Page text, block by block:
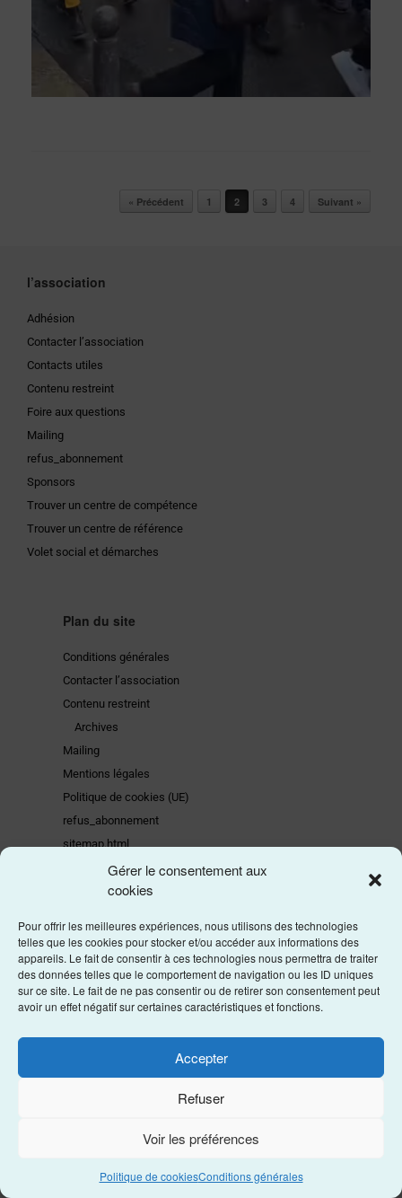
Gérer le consentement aux
cookies
Pour offrir les meilleures expériences, nous utilisons des technologies
telles que les cookies pour stocker et/ou accéder aux informations des
appareils. Le fait de consentir à ces technologies nous permettra de traiter
des données telles que le comportement de navigation ou les ID uniques
sur ce site. Le fait de ne pas consentir ou de retirer son consentement peut
avoir un effet négatif sur certaines caractéristiques et fonctions.
Accepter
Refuser
Voir les préférences
Politique de cookiesConditions générales
« Précédent 1 2 3 4 Suivant »
l’association
Adhésion
Contacter l’association
Contacts utiles
Contenu restreint
Foire aux questions
Mailing
refus_abonnement
Sponsors
Trouver un centre de compétence
Trouver un centre de référence
Volet social et démarches
Plan du site
Conditions générales
Contacter l’association
Contenu restreint
Archives
Mailing
Mentions légales
Politique de cookies (UE)
refus_abonnement
sitemap.html
Sponsors
Articles archivés
Adhérer et donner en ligne
Les statuts de l'asso